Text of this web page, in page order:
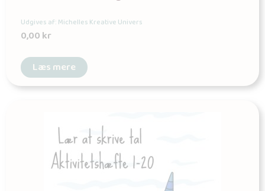
Udgives af: Michelles Kreative Univers
0,00kr
Læs mere